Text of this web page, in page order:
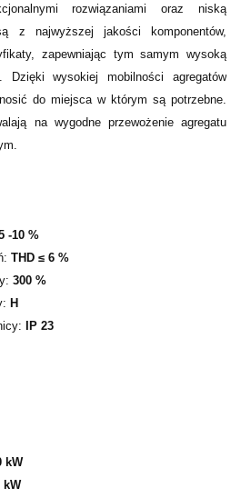
rozwiązaniami oraz niską
z najwyższej jakości komponentów,
zapewniając tym samym wysoką
Dzięki wysokiej mobilności agregatów
do miejsca w którym są potrzebne.
na wygodne przewożenie agregatu
-10 %
THD ≤ 6 %
300 %
H
IP 23
kW
kW